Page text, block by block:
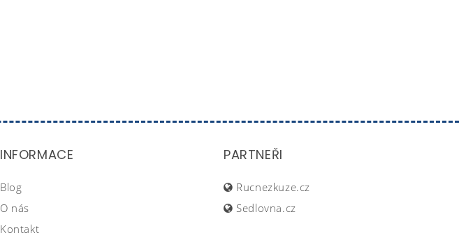
INFORMACE
Blog
O nás
Kontakt
PARTNEŘI
Rucnezkuze.cz
Sedlovna.cz